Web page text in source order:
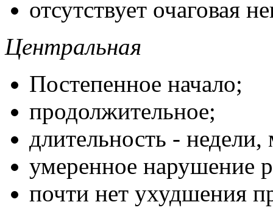
отсутствует очаговая
Центральная
Постепенное начало;
продолжительное;
длительность -
умеренное нарушение
почти нет ухудшения